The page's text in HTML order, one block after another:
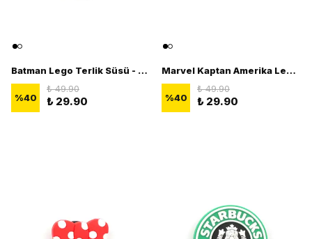
Batman Lego Terlik Süsü - 3D Terlik Süsü Figürü
%40
₺ 49.90
₺ 29.90
Marvel Kaptan Amerika Lego Terlik Süsü - 3D Terlik Süsü Figürü
%40
₺ 49.90
₺ 29.90